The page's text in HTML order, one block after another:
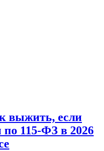
выжить, если
по 115-ФЗ в 2026